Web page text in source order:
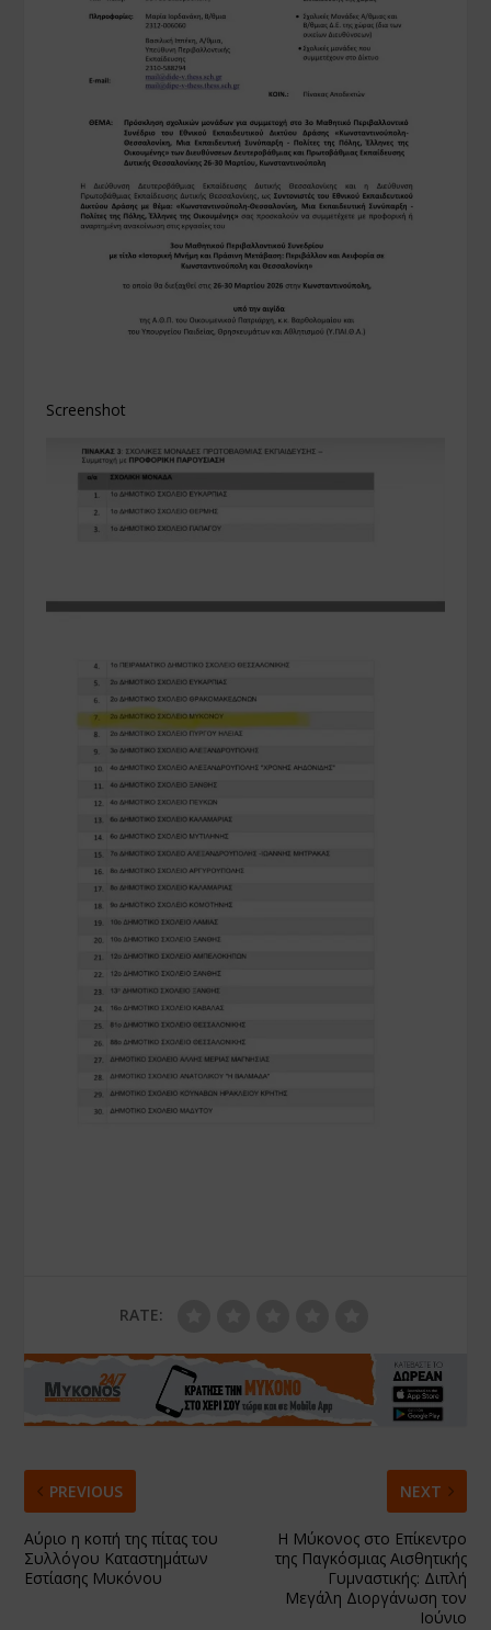
Screenshot
RATE:
PREVIOUS
Αύριο η κοπή της πίτας του
Συλλόγου Καταστημάτων
Εστίασης Μυκόνου
NEXT
Η Μύκονος στο Επίκεντρο
της Παγκόσμιας Αισθητικής
Γυμναστικής: Διπλή
Μεγάλη Διοργάνωση τον
Ιούνιο